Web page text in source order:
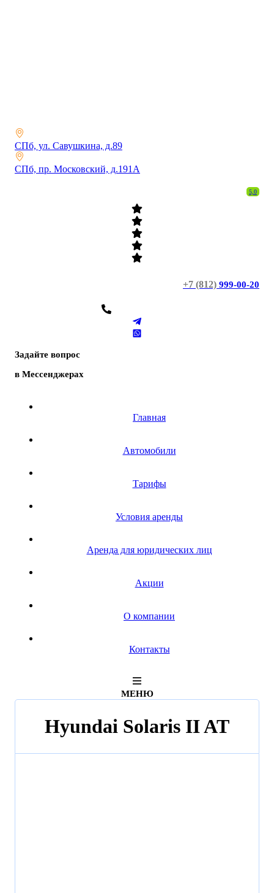
СПб, ул. Савушкина, д.89
СПб, пр. Московский, д.191А
5,0
+7 (812) 999-00-20
Задайте вопрос
в Мессенджерах
Главная
Автомобили
Тарифы
Условия аренды
Аренда для юридических лиц
Акции
О компании
Контакты
МЕНЮ
Hyundai Solaris II AT